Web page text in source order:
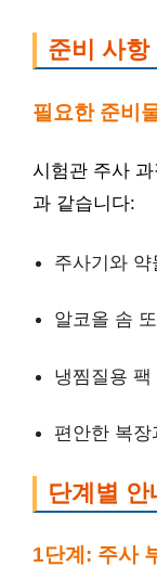
준비 사항
필요한 준비
시험관 주사
과 같습니다:
주사기와 약
알코올 솜
냉찜질용 팩
편안한 복
단계별 안
1단계: 주사